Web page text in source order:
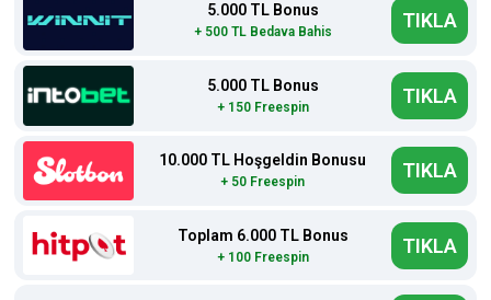
5.000 TL Bonus
+ 500 TL Bedava Bahis TIKLA
5.000 TL Bonus
+ 150 Freespin TIKLA
10.000 TL Hoşgeldin Bonusu
+ 50 Freespin TIKLA
Toplam 6.000 TL Bonus
+ 100 Freespin TIKLA